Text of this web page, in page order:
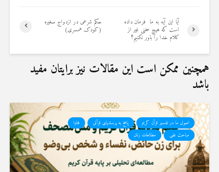
حکم شرعی در ازدواج صغیره
(کودک همسری)
آیا این آیه به ما فرمان داده
است که هیچ سخنی غیر از
کلام خدا را باور نکنیم؟
همچنین ممکن است این مقالات نیز برایتان مفید
باشد
اصول ما در تفسیر قرآن کریم پاسخ به پرسشهای قرآنی
فتاوا
مباحث علمی
مطالعات زنان